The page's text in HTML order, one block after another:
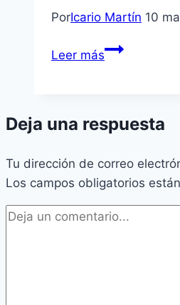
PorIcario Martín 10
Leer másLavavajillas
Error
Deja una respuesta
Tu dirección de correo
Los campos obligatorios